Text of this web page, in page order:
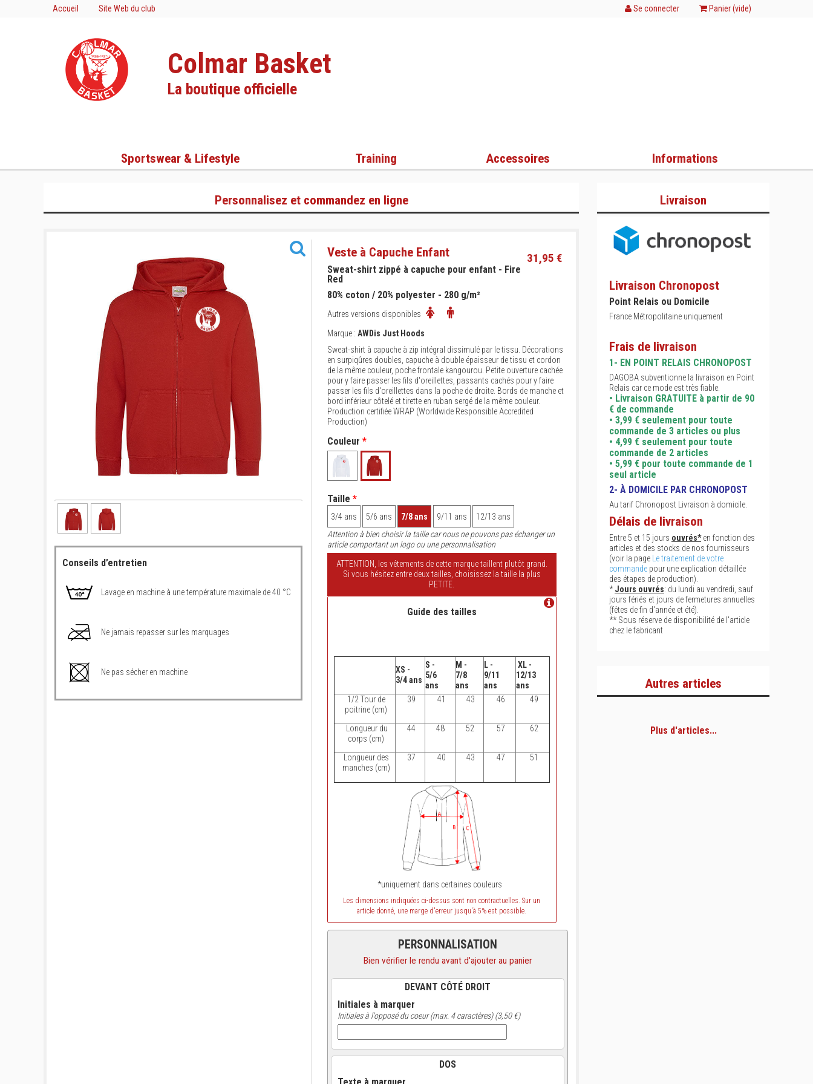
Accueil Site Web du club Se connecter Panier (vide)
Colmar Basket
La boutique officielle
Sportswear & Lifestyle Training Accessoires Informations
Personnalisez et commandez en ligne
Conseils d’entretien
Lavage en machine à une température maximale de 40 °C
Ne jamais repasser sur les marquages
Ne pas sécher en machine
Veste à Capuche Enfant 31,95 €
Sweat-shirt zippé à capuche pour enfant - Fire
Red
80% coton / 20% polyester - 280 g/m²
Autres versions disponibles
Marque : AWDis Just Hoods
Sweat-shirt à capuche à zip intégral dissimulé par le tissu. Décorations
en surpiqûres doubles, capuche à double épaisseur de tissu et cordon
de la même couleur, poche frontale kangourou. Petite ouverture cachée
pour y faire passer les fils d'oreillettes, passants cachés pour y faire
passer les fils d'oreillettes dans la poche de droite. Bords de manche et
bord inférieur côtelé et tirette en ruban sergé de la même couleur.
Production certifiée WRAP (Worldwide Responsible Accredited
Production)
Couleur *
Taille *
3/4 ans 5/6 ans 7/8 ans 9/11 ans
12/13 ans
Attention à bien choisir la taille car nous ne pouvons pas échanger un
article comportant un logo ou une personnalisation
ATTENTION, les vêtements de cette marque taillent plutôt grand.
Si vous hésitez entre deux tailles, choisissez la taille la plus
PETITE.
Guide des tailles
XS -
3/4 ans
S -
5/6
ans
M -
7/8
ans
L -
9/11
ans
XL -
12/13
ans
1/2 Tour de
poitrine (cm)
39 41 43 46 49
Longueur du
corps (cm)
44 48 52 57 62
Longueur des
manches (cm)
37 40 43 47 51
*uniquement dans certaines couleurs
Les dimensions indiquées ci-dessus sont non contractuelles. Sur un
article donné, une marge d'erreur jusqu'à 5% est possible.
PERSONNALISATION
Bien vérifier le rendu avant d'ajouter au panier
DEVANT CÔTÉ DROIT
Initiales à marquer
Initiales à l'opposé du coeur (max. 4 caractères) (3,50 €)
DOS
Livraison
Livraison Chronopost
Point Relais ou Domicile
France Métropolitaine uniquement
Frais de livraison
1- EN POINT RELAIS CHRONOPOST
DAGOBA subventionne la livraison en Point
Relais car ce mode est très fiable.
• Livraison GRATUITE à partir de 90
€ de commande
• 3,99 € seulement pour toute
commande de 3 articles ou plus
• 4,99 € seulement pour toute
commande de 2 articles
• 5,99 € pour toute commande de 1
seul article
2- À DOMICILE PAR CHRONOPOST
Au tarif Chronopost Livraison à domicile.
Délais de livraison
Entre 5 et 15 jours ouvrés*en fonction des
articles et des stocks de nos fournisseurs
(voir la page
Le traitement de votre
commande pour une explication détaillée
des étapes de production).
*Jours ouvrés: du lundi au vendredi, sauf
jours fériés et jours de fermetures annuelles
(fêtes de fin d'année et été).
** Sous réserve de disponibilité de l'article
chez le fabricant
Autres articles
Plus d'articles...